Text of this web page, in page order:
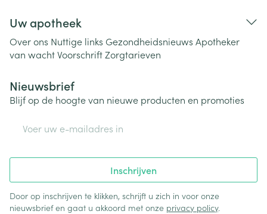
Uw apotheek
Over ons Nuttige links Gezondheidsnieuws Apotheker
van wachtVoorschriftZorgtarieven
Nieuwsbrief
Blijf op de hoogte van nieuwe producten en promoties
Inschrijven
Door op inschrijven te klikken, schrijft u zich in voor onze
nieuwsbrief en gaat u akkoord met onze privacy policy.